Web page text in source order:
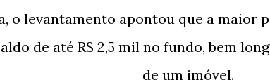
o levantamento apontou que a maior
de até R$ 2,5 mil no fundo, bem
de um imóvel.